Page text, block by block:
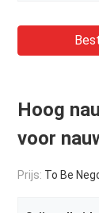
Hoog
voor
Prijs: To Be